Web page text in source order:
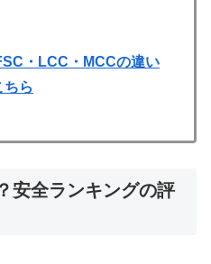
・LCC・MCCの違い
ちら
安全ランキングの評